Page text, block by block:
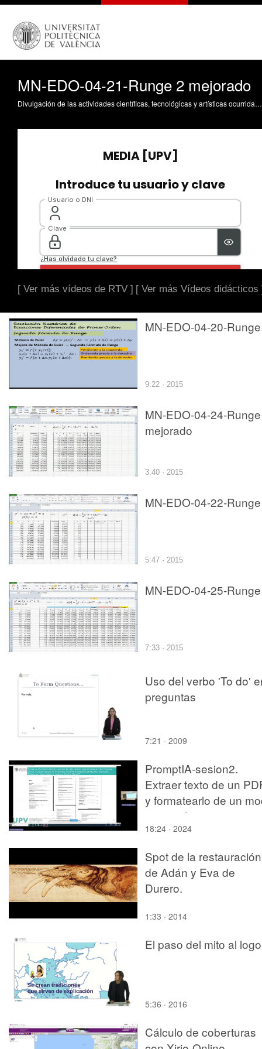
MN-EDO-04-21-Runge 2 mejorado
Divulgación de las actividades científicas, tecnológicas y artísticas ocurridas en los tres campus de la UPV
[ Ver más vídeos de RTV ] [ Ver más Vídeos didácticos
MN-EDO-04-20-
9:22 · 2015
MN-EDO-04-24-
mejorado
3:40 · 2015
MN-EDO-04-22-
5:47 · 2015
MN-EDO-04-25-
7:33 · 2015
Uso del verbo 'To do'
preguntas
7:21 · 2009
PromptIA-sesion2.
Extraer texto de un
y formatearlo de un
especial
18:24 · 2024
Spot de la restauración
de Adán y Eva de
Durero.
1:33 · 2014
El paso del mito al
5:36 · 2016
Cálculo de coberturas